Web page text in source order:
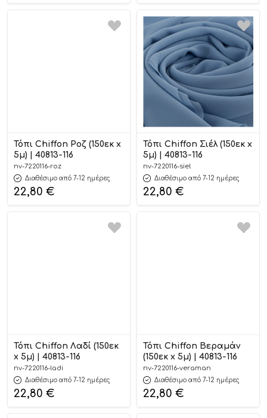
Τόπι Chiffon Ροζ (150εκ x
5μ) | 40813-116
nv-7220116-roz
Διαθέσιμο από 7-12 ημέρες
22,80 €
Τόπι Chiffon Σιέλ (150εκ x
5μ) | 40813-116
nv-7220116-siel
Διαθέσιμο από 7-12 ημέρες
22,80 €
Τόπι Chiffon Λαδί (150εκ
x 5μ) | 40813-116
nv-7220116-ladi
Διαθέσιμο από 7-12 ημέρες
22,80 €
Τόπι Chiffon Βεραμάν
(150εκ x 5μ) | 40813-116
nv-7220116-veraman
Διαθέσιμο από 7-12 ημέρες
22,80 €